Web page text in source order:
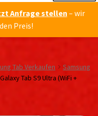
Anfrage stellen– wir
Preis!
Tab Verkaufen
Samsung
Tab S9 Ultra (WiFi +